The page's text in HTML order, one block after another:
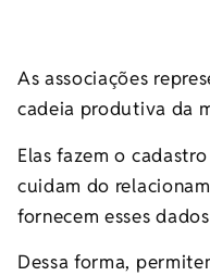
As associações
cadeia produtiva da
Elas fazem o
cuidam do
fornecem esses
Dessa forma,